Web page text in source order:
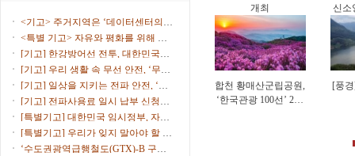
<기고> 주거지역은 ‘데이터센터의
부...
<특별 기고> 자유와 평화를 위해 함
께...
[기고] 한강방어선 전투, 대한민국을
지켜낸 ...
[기고] 우리 생활 속 무선 안전, ‘무선
국 허...
[기고] 일상을 지키는 전파 안전, ‘적
합성평...
[기고] 전파사용료 일시 납부 신청하
고 10% ...
[특별기고] 대한민국 임시정부, 자주
독립의 ...
[특별기고] 우리가 잊지 말아야 할 서
해수호...
‘수도권광역급행철도(GTX)-B 구로
개최
신소
합천 황매산군립공원,
‘한국관광 100선’ 2회
[풍